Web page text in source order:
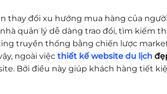
thay đổi xu hướng mua hàng của
quản lý dễ dàng trao đổi, tìm kiếm
truyền thống bằng chiến lược
ngoài việc thiết kế website du lịch
Bởi điều này giúp khách hàng tiết